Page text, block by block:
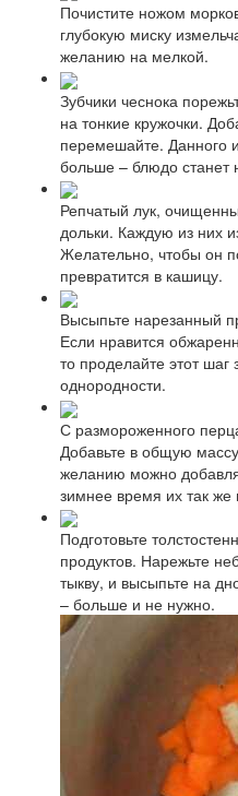
Почистите ножом
глубокую миску
желанию на мелкой.
Зубчики чеснока
на тонкие кружочки.
перемешайте. Данного
больше – блюдо станет
Репчатый лук,
дольки. Каждую из них
Желательно, чтобы он
превратится в кашицу.
Высыпьте нарезанный
Если нравится
то проделайте этот
однородности.
С размороженного
Добавьте в общую
желанию можно
зимнее время их так
Подготовьте
продуктов. Нарежьте
тыкву, и высыпьте на
– больше и не нужно.